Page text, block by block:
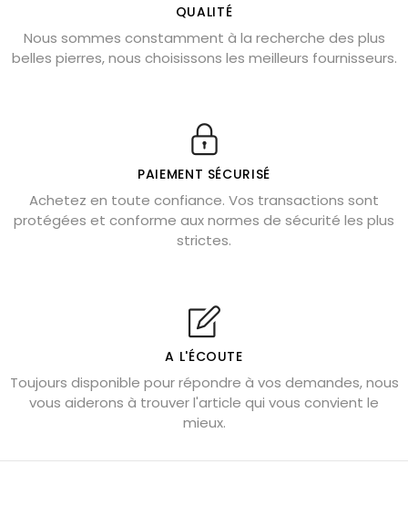
L’améthyste est-elle faite pour moi ?
Chrysocolle : pierre apaisante
Obsidienne dorée : vertus et signification
Véritable citrine naturelle non chauffée
Où placer la citrine dans la maison
Cornaline : propriétés magiques
Capricorne : quelles pierres choisir
Shungite : purification et protection
Bagues en labradorite argent 925
Lapis lazuli : propriétés et précautions
Citrine : propriétés magiques
Aigue-marine : propriétés et couleurs
QUALITÉ
Nous sommes constamment à la recherche des plus
belles pierres, nous choisissons les meilleurs fournisseurs.
PAIEMENT SÉCURISÉ
Achetez en toute confiance. Vos transactions sont
protégées et conforme aux normes de sécurité les plus
strictes.
A L'ÉCOUTE
Toujours disponible pour répondre à vos demandes, nous
vous aiderons à trouver l'article qui vous convient le
mieux.